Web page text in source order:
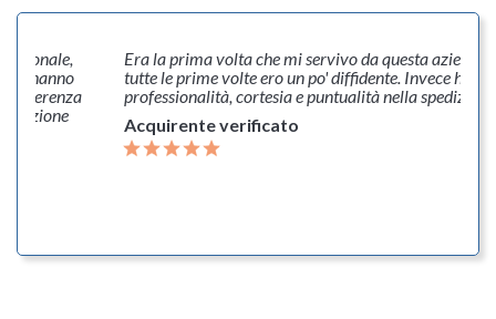
mi hanno
differenza
Era la prima volta che mi servivo da questa azienda
tutte le prime volte ero un po' diffidente. Invece ho
professionalità, cortesia e puntualità nella
Acquirente verificato